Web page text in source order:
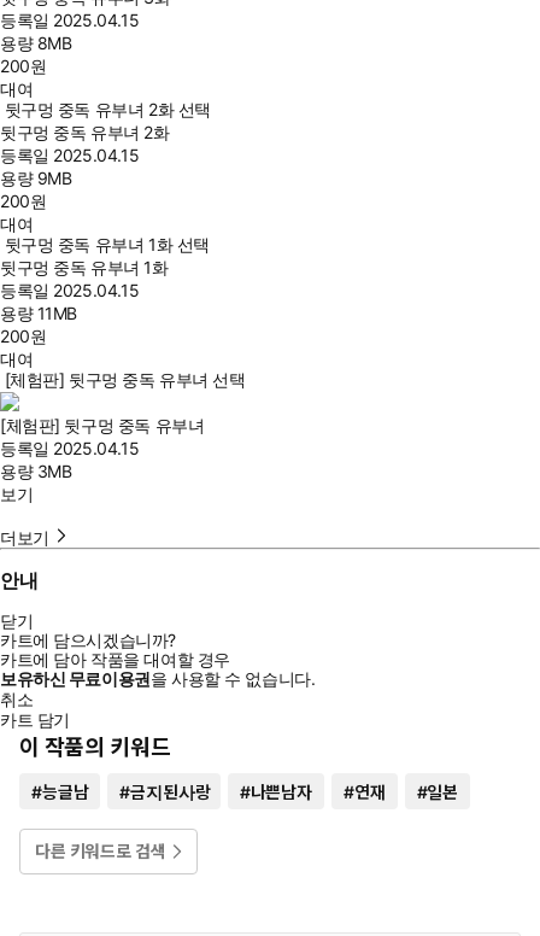
등록일 2025.04.15
용량 8MB
200원
대여
뒷구멍 중독 유부녀 2화 선택
뒷구멍 중독 유부녀 2화
등록일 2025.04.15
용량 9MB
200원
대여
뒷구멍 중독 유부녀 1화 선택
뒷구멍 중독 유부녀 1화
등록일 2025.04.15
용량11MB
200원
대여
[체험판] 뒷구멍 중독 유부녀 선택
[체험판] 뒷구멍 중독 유부녀
등록일 2025.04.15
용량 3MB
보기
더보기
안내
닫기
카트에 담으시겠습니까?
카트에 담아 작품을 대여할 경우
보유하신 무료이용권을 사용할 수 없습니다.
취소
카트 담기
이 작품의 키워드
#능글남 #금지된사랑 #나쁜남자 #연재 #일본
다른 키워드로 검색